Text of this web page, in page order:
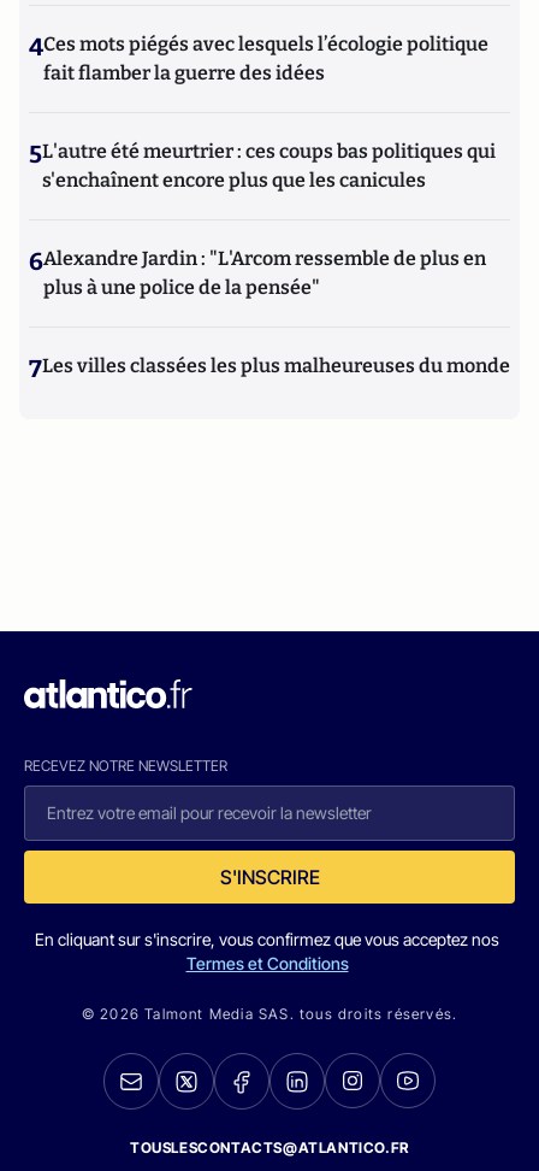
4Ces mots piégés avec lesquels l’écologie politique
fait flamber la guerre des idées
5L'autre été meurtrier : ces coups bas politiques qui
s'enchaînent encore plus que les canicules
6Alexandre Jardin : "L'Arcom ressemble de plus en
plus à une police de la pensée"
7Les villes classées les plus malheureuses du monde
RECEVEZ NOTRE NEWSLETTER
S'INSCRIRE
En cliquant sur s'inscrire, vous confirmez que vous acceptez nos
Termes et Conditions
© 2026 Talmont Media SAS. tous droits réservés.
TOUSLESCONTACTS@ATLANTICO.FR